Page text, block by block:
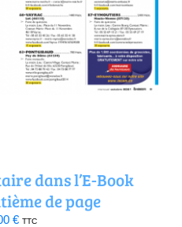
dans l’E-Book
de page
€ TTC